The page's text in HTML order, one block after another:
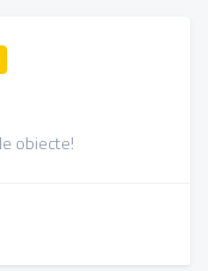
obiecte!